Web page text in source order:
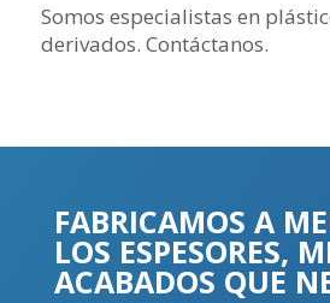
Somos especialistas en
derivados. Contáctanos.
FABRICAMOS A
LOS ESPESORES,
ACABADOS QUE